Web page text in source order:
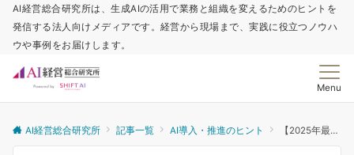
AI経営総合研究所は、生成AIの活用で業務と組織を変えるためのヒントを
発信する法人向けメディアです。経営から現場まで、実践に役立つノウハ
ウや事例をお届けします。
Menu
AI経営総合研究所 記事一覧 AI導入・推進のヒント 【2025年最新】Gemini無料版と有料版の違い｜料金・機能・法人導入のポイント